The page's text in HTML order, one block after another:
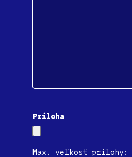
Príloha
Max. veľkosť prílohy: